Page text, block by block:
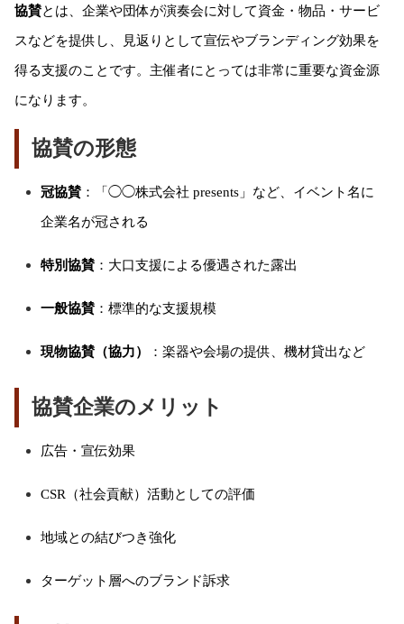
協賛とは、企業や団体が演奏会に対して資金・物品・サービ
スなどを提供し、見返りとして宣伝やブランディング効果を
得る支援のことです。主催者にとっては非常に重要な資金源
になります。
協賛の形態
冠協賛 ：「◯◯株式会社 presents」など、イベント名に
企業名が冠される
特別協賛 ：大口支援による優遇された露出
一般協賛 ：標準的な支援規模
現物協賛（協力） ：楽器や会場の提供、機材貸出など
協賛企業のメリット
広告・宣伝効果
CSR（社会貢献）活動としての評価
地域との結びつき強化
ターゲット層へのブランド訴求